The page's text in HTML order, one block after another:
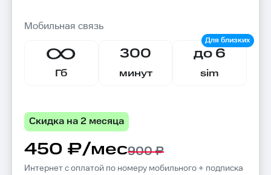
Мобильная связь
Гб
300
минут
до 6
sim
Скидка на 2 месяца
450 ₽/мес900 ₽
Интернет с оплатой по номеру мобильного + подписка